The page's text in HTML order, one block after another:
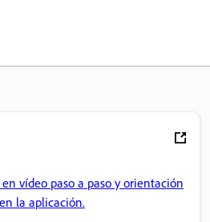
vídeo paso a paso y orientación
la aplicación.